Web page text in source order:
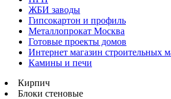
ЖБИ заводы
Гипсокартон и профиль
Металлопрокат Москва
Готовые проекты домов
Интернет магазин строительных
Камины и печи
Кирпич
Блоки стеновые